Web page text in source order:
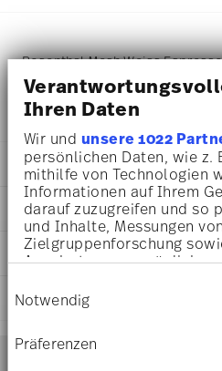
Ihren Daten
Wir und unsere 1022
persönlichen Daten, wie z.
mithilfe von Technologien
Informationen auf Ihrem
darauf zuzugreifen und so
und Inhalte, Messungen
Zielgruppenforschung
Angeboten zu
Sie können Ihre
Cookie-Erklärung oder
Privacy Trigger Symbol
Notwendig
Präferenzen
Rosenthal Mesh Weiss
h 7,0 cm - 0,080 l, Porcelain
DETAILS
Rosenthal
Mesh
White
Porcelain
4012438502564
DIMENSIONS
4,70 cm
7,20 cm
7,00 cm
CARE AND SAFETY
SHIPPING AND RETURNS
Footer
Services